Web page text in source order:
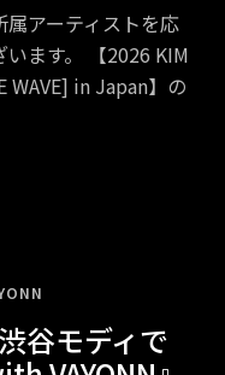
属アーティストを応
ます。 【2026 KIM
WAVE] in Japan】の
谷モディで